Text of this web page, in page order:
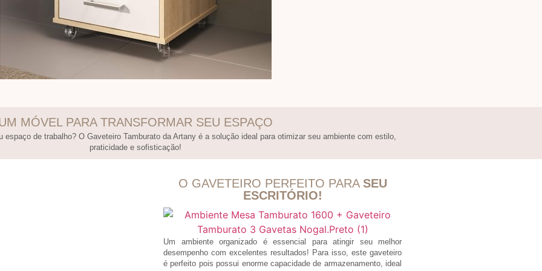
MÓVEL PARA TRANSFORMAR SEU ESPAÇO
espaço de trabalho? O Gaveteiro Tamburato da Artany é a solução ideal para otimizar seu ambiente com estilo,
praticidade e sofisticação!
O GAVETEIRO PERFEITO PARA SEU
ESCRITÓRIO!
Um ambiente organizado é essencial para atingir seu melhor
desempenho com excelentes resultados! Para isso, este gaveteiro
é perfeito pois possui enorme capacidade de armazenamento, ideal